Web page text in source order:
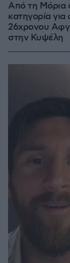
Από τη Μόρια
κατηγορία
26χρονου
στην Κυψέλη